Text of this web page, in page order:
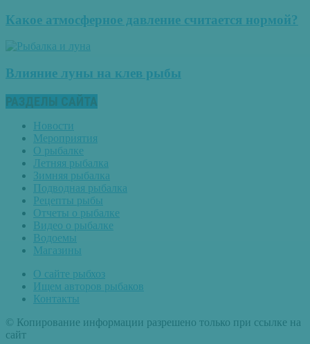
Какое атмосферное давление считается нормой?
Влияние луны на клев рыбы
РАЗДЕЛЫ САЙТА
Новости
Мероприятия
О рыбалке
Летняя рыбалка
Зимняя рыбалка
Подводная рыбалка
Рецепты рыбы
Отчеты о рыбалке
Видео о рыбалке
Водоемы
Магазины
О сайте рыбхоз
Ищем авторов рыбаков
Контакты
© Копирование информации разрешено только при ссылке на
сайт